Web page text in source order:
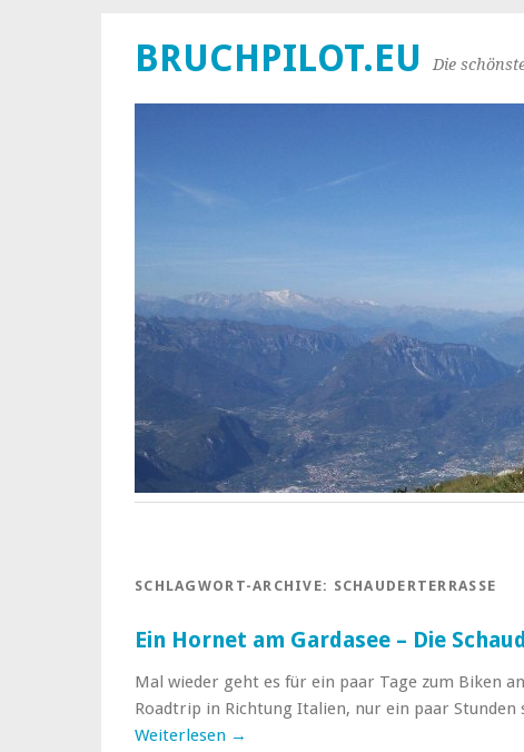
BRUCHPILOT.EU Die
SCHLAGWORT-ARCHIVE: SCHAUDERTERRASSE
Ein Hornet am Gardasee – Die
Mal wieder geht es für ein paar Tage zum Biken
Roadtrip in Richtung Italien, nur ein paar
Weiterlesen →